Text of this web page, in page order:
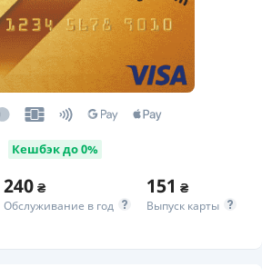
Кешбэк до 0%
240 ₴
Обслуживание в год
151 ₴
Выпуск карты